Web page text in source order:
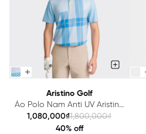
Aristino Golf
Áo Polo Nam Anti UV Aristino
Golf APSG05AZ
1,080,000₫1,800,000₫
40% off